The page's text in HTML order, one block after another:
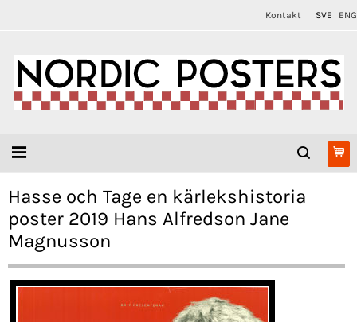
Kontakt SVE ENG
Hasse och Tage en kärlekshistoria
poster 2019 Hans Alfredson Jane
Magnusson